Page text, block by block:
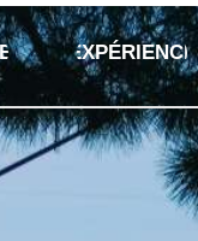
EXPÉRIENCE